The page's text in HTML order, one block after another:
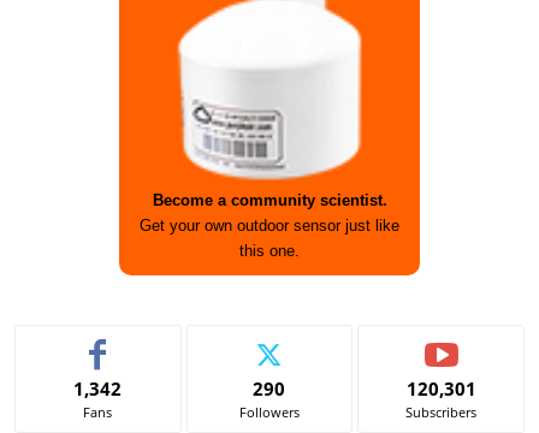
Become a community scientist.
Get your own outdoor sensor just like
this one.
1,342
Fans
290
Followers
120,301
Subscribers